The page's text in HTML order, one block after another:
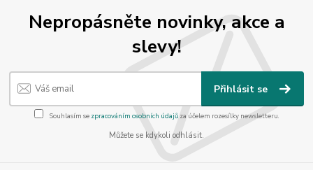
Nepropásněte novinky, akce a
slevy!
Přihlásit se
Souhlasím se zpracováním osobních údajůza účelem rozesílky newsletteru.
Můžete se kdykoli odhlásit.